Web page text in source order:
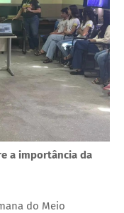
a importância da
do Meio